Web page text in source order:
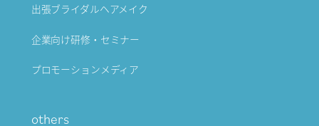
出張ブライダルヘアメイク
企業向け研修・セミナー
プロモーションメディア
others